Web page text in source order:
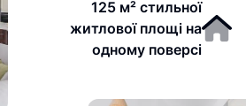
125 м² стильної
житлової площі на
одному поверсі